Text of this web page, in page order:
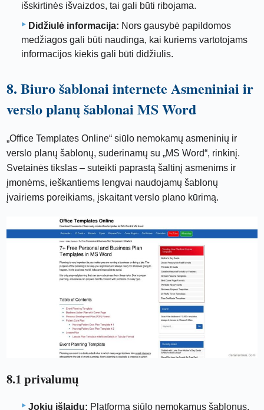
išskirtinės išvaizdos, tai gali būti ribojama.
Didžiulė informacija: Nors gausybė papildomos
medžiagos gali būti naudinga, kai kuriems vartotojams
informacijos kiekis gali būti didžiulis.
8. Biuro šablonai internete Asmeniniai ir
verslo planų šablonai MS Word
„Office Templates Online“ siūlo nemokamų asmeninių ir
verslo planų šablonų, suderinamų su „MS Word“, rinkinį.
Svetainės tikslas – suteikti paprastą šaltinį asmenims ir
įmonėms, ieškantiems lengvai naudojamų šablonų
įvairiems poreikiams, įskaitant verslo plano kūrimą.
8.1 privalumų
Jokių išlaidų: Platforma siūlo nemokamus šablonus,